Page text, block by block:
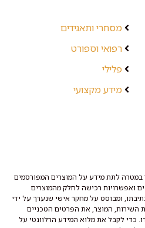
מסחרי ותאגידים
רפואי וספורט
פלילי
מידע מקצועי
במטרה לתת מידע על המוצרים המפורסמים
ואפשרויות רכישה לחלק מהמוצרים
ומבוסס על מחקר אישי שנערך על ידי
השירות, המוצר, את הפרטים הטכניים
כדי לקבל את מלוא המידע הרלוונטי על